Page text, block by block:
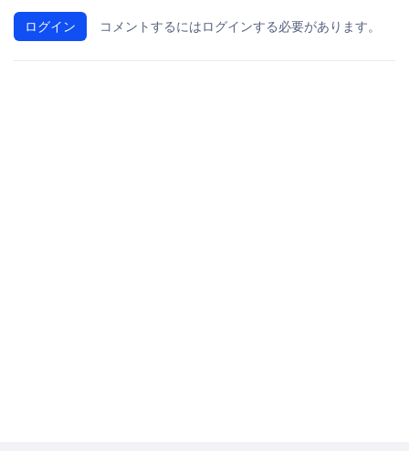
ログイン コメントするにはログインする必要があります。